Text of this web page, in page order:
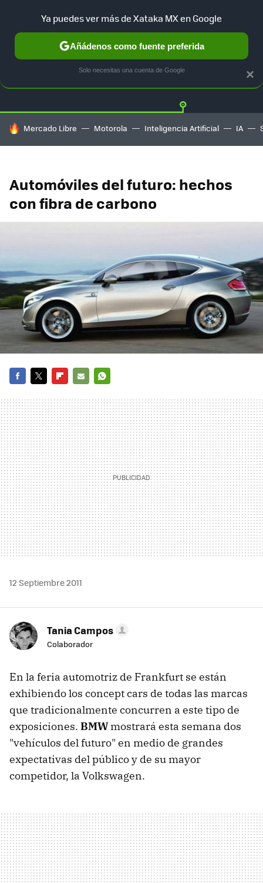
TESLA UBER AUTO ELECTRICO Twitter
HOY SE HABLA DE
Mercado Libre Motorola Inteligencia Artificial IA
Automóviles del futuro: hechos
con fibra de carbono
MAIL
12 Septiembre 2011
Tania Campos
Colaborador
En la feria automotriz de Frankfurt se están
exhibiendo los concept cars de todas las marcas
que tradicionalmente concurren a este tipo de
exposiciones. BMWmostrará esta semana dos
"vehículos del futuro" en medio de grandes
expectativas del público y de su mayor
competidor, la Volkswagen.
×
Ya puedes ver más de Xataka MX en Google
Añádenos como fuente preferida
Solo necesitas una cuenta de Google